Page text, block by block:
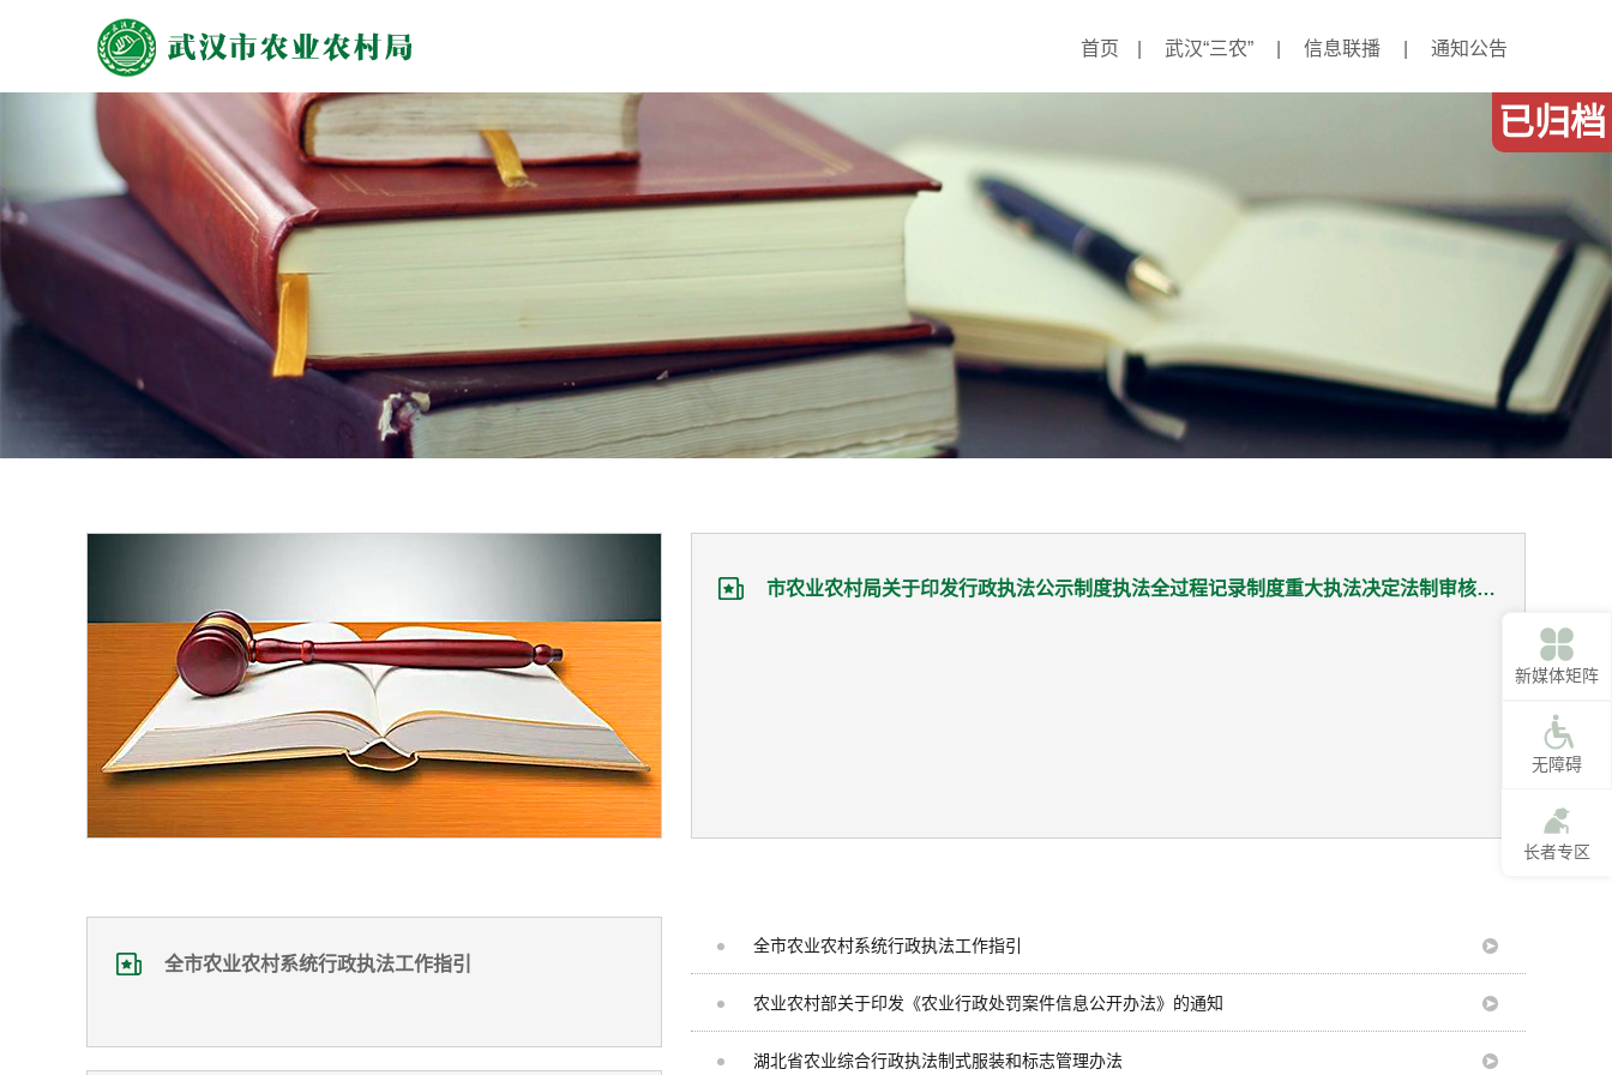
首页 武汉“三农” 信息联播 通知公告
已归档
市农业农村局关于印发行政执法公示制度执法全过程记录制度重大执法决定法制审核制度清单的通知
全市农业农村系统行政执法工作指引
全市农业农村系统行政执法工作指引
农业农村部关于印发《农业行政处罚案件信息公开办法》的通知
湖北省农业综合行政执法制式服装和标志管理办法
新媒体矩阵
无障碍
长者专区